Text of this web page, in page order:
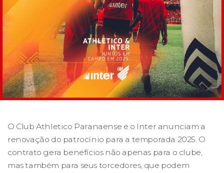
O Club Athletico Paranaense e o Inter anunciam a
renovação do patrocínio para a temporada 2025. O
contrato gera benefícios não apenas para o clube,
mas também para seus torcedores, que podem